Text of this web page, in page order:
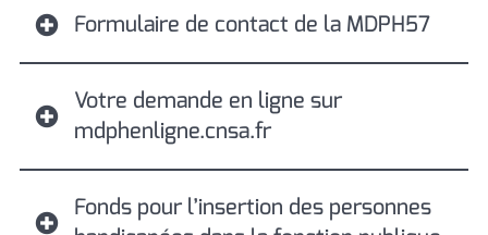
Formulaire de contact de la MDPH57
Votre demande en ligne sur
mdphenligne.cnsa.fr
Fonds pour l’insertion des personnes